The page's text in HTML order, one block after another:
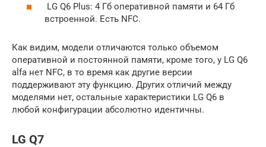
LG Q6 Plus: 4 Гб оперативной памяти и 64 Гб
встроенной. Есть NFC.
Как видим, модели отличаются только объемом
оперативной и постоянной памяти, кроме того, у LG Q6
alfa нет NFC, в то время как другие версии
поддерживают эту функцию. Других отличий между
моделями нет, остальные характеристики LG Q6 в
любой конфигурации абсолютно идентичны.
LG Q7